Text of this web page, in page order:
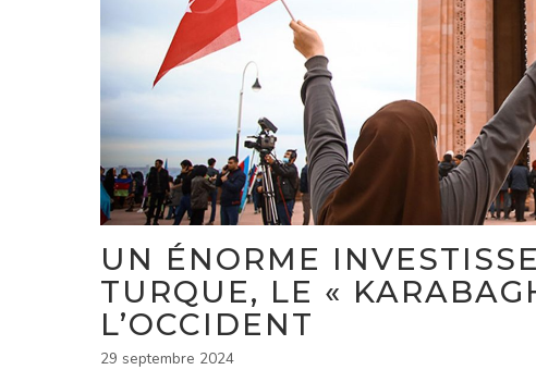
UN ÉNORME
TURQUE, LE «
L’OCCIDENT
29 septembre 2024